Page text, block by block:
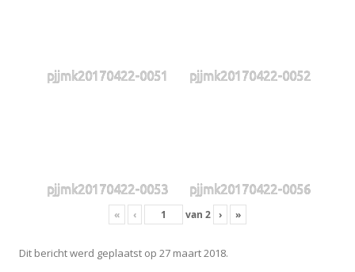
pjjmk20170422-0051 pjjmk20170422-0052
pjjmk20170422-0053 pjjmk20170422-0056
« ‹ van 2 › »
Dit bericht werd geplaatst op 27 maart 2018.